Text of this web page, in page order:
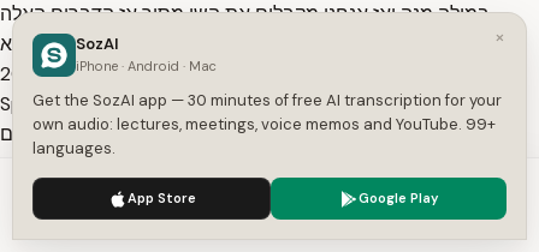
במילה מנה ואז אנחנו מקבלים את השן מסור אז הדברים האלה
בעצם הפכו להיות משהו שהוא
20:38
Speaker A
סמוי בכל המזון שלנו, בכל תעשיית המזון, בכל המזון המעובד. כי אם
אני גורם לזה שבן אדם כל הזמן ירצה לחוות את חווית העונג דרך
הדופמין מהסוכר, דרך שילוב טעמים, דרך כל מיני דברים שיושבים
אנשים מאוד משכילים מהנדסי ומהנדסות מזון ואומרים אוקיי, היך
We use cookies to enhance your experience.
×
SozAI
iPhone · Android · Mac
Get the SozAI app — 30 minutes of free AI transcription for your
own audio: lectures, meetings, voice memos and YouTube. 99+
languages.
App Store Google Play